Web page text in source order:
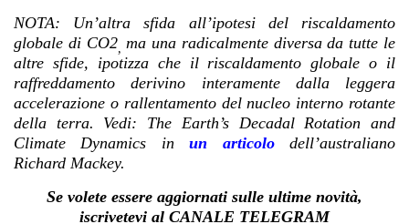
NOTA: Un’altra sfida all’ipotesi del riscaldamento
globale di CO2 ma una radicalmente diversa da tutte le
altre sfide, ipotizza che il riscaldamento globale o il
raffreddamento derivino interamente dalla leggera
accelerazione o rallentamento del nucleo interno rotante
della terra. Vedi: The Earth’s Decadal Rotation and
Climate Dynamics in
un articolodell’australiano
Richard Mackey.
Se volete essere aggiornati sulle ultime novità,
iscrivetevi al CANALE TELEGRAM